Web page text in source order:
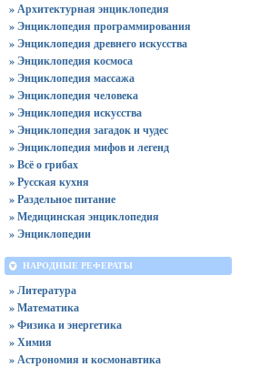
» Архитектурная энциклопедия
» Энциклопедия программирования
» Энциклопедия древнего искусства
» Энциклопедия космоса
» Энциклопедия массажа
» Энциклопедия человека
» Энциклопедия искусства
» Энциклопедия загадок и чудес
» Энциклопедия мифов и легенд
» Всё о грибах
» Русская кухня
» Раздельное питание
» Медицинская энциклопедия
» Энциклопедии
НАРОДНЫЕ РЕФЕРАТЫ
» Литература
» Математика
» Физика и энергетика
» Химия
» Астрономия и космонавтика